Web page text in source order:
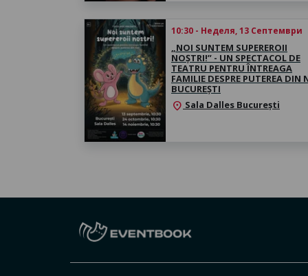
10:30 - Неделя, 13 Септември
„NOI SUNTEM SUPEREROII
NOȘTRI!” - UN SPECTACOL DE
TEATRU PENTRU ÎNTREAGA
FAMILIE DESPRE PUTEREA DIN
BUCUREȘTI
location_on Sala Dalles București